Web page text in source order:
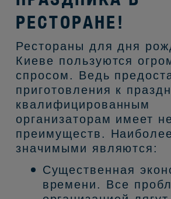
РЕСТОРАНЕ!
Рестораны для дня
Киеве пользуются
спросом. Ведь
приготовления к
квалифицированным
организаторам имеет
преимуществ.
значимыми являются:
Существенная
времени. Все